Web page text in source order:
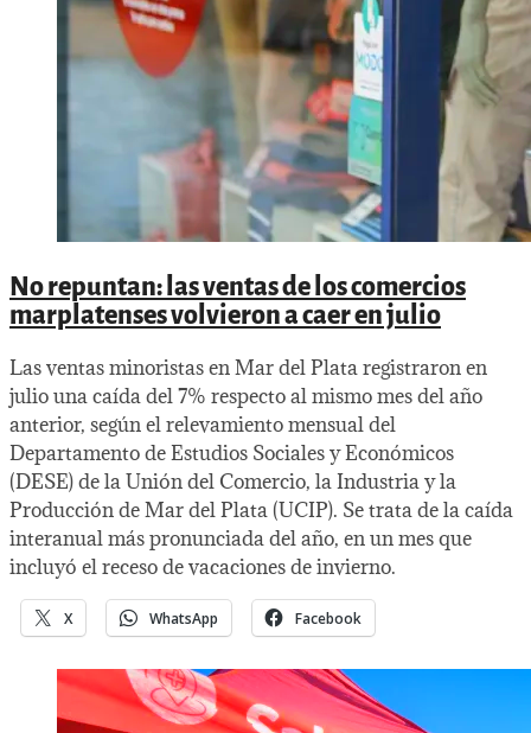
No repuntan: las ventas de los comercios
marplatenses volvieron a caer en julio
Las ventas minoristas en Mar del Plata registraron en
julio una caída del 7% respecto al mismo mes del año
anterior, según el relevamiento mensual del
Departamento de Estudios Sociales y Económicos
(DESE) de la Unión del Comercio, la Industria y la
Producción de Mar del Plata (UCIP). Se trata de la caída
interanual más pronunciada del año, en un mes que
incluyó el receso de vacaciones de invierno.
X WhatsApp Facebook